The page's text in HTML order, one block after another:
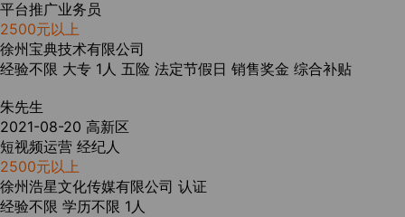
平台推广业务员
2500元以上
徐州宝典技术有限公司
经验不限 大专 1人 五险 法定节假日 销售奖金 综合补贴
朱先生
2021-08-20 高新区
短视频运营 经纪人
2500元以上
徐州浩星文化传媒有限公司 认证
经验不限 学历不限 1人